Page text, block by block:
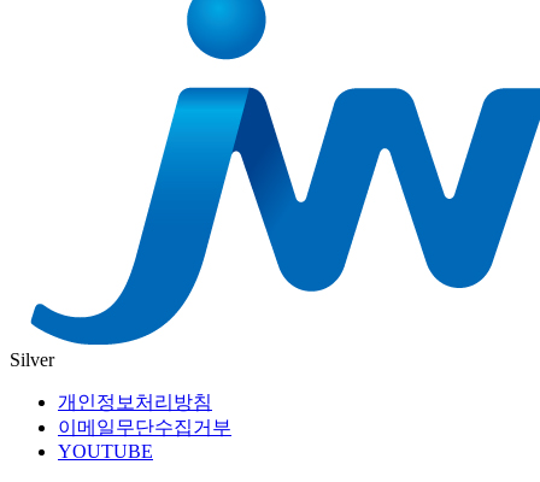
Silver
개인정보처리방침
이메일무단수집거부
YOUTUBE